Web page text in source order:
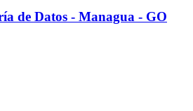
de Datos - Managua - GO